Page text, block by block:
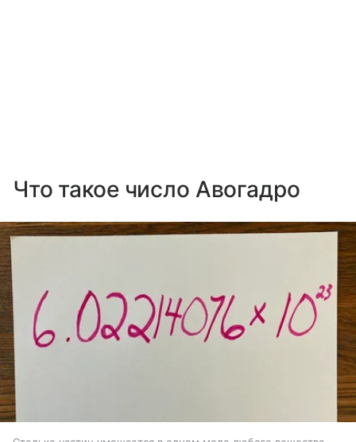
Что такое число Авогадро